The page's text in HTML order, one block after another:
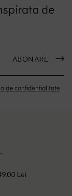
de
ABONARE
de confidentialitate
Lei